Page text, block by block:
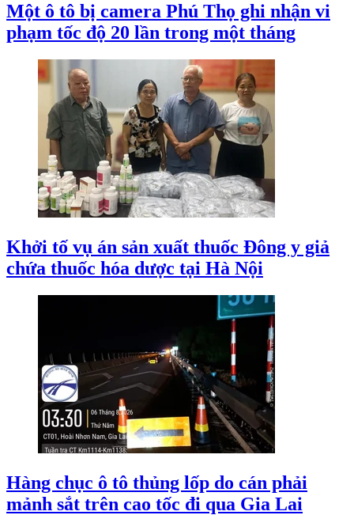
Một ô tô bị camera Phú Thọ ghi nhận vi
phạm tốc độ 20 lần trong một tháng
Khởi tố vụ án sản xuất thuốc Đông y giả
chứa thuốc hóa dược tại Hà Nội
Hàng chục ô tô thủng lốp do cán phải
mảnh sắt trên cao tốc đi qua Gia Lai